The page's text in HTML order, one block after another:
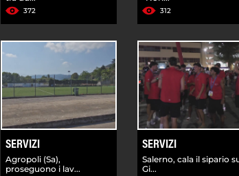
372 312
SERVIZI
Agropoli (Sa),
proseguono i lav...
SERVIZI
Salerno, cala il sipario
Gi...